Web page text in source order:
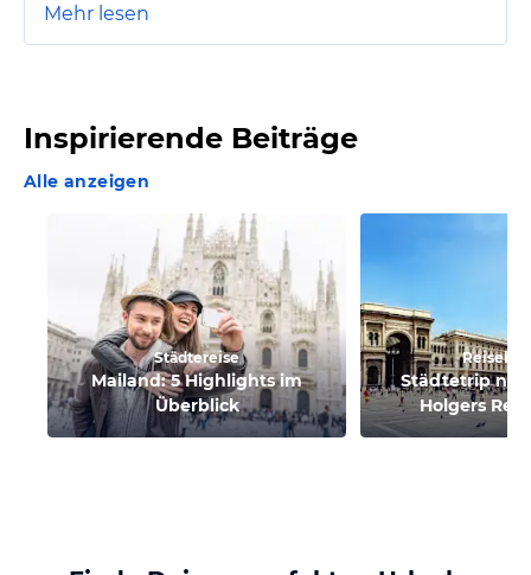
Mehr lesen
Inspirierende Beiträge
Alle anzeigen
Städtereise
Mailand: 5 Highlights im
Überblick
Städtetrip
Holgers